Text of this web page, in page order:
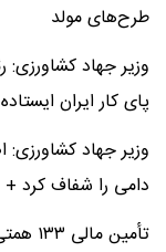
طرح‌های مولد
وزیر جهاد
پای کار ایران
وزیر جهاد کشاورزی:
دامی را شفاف کرد +